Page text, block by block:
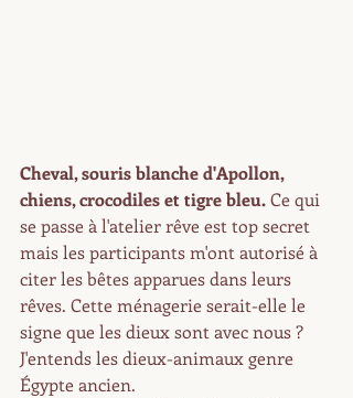
Cheval, souris blanche d'Apollon,
chiens, crocodiles et tigre bleu. Ce qui
se passe à l'atelier rêve est top secret
mais les participants m'ont autorisé à
citer les bêtes apparues dans leurs
rêves. Cette ménagerie serait-elle le
signe que les dieux sont avec nous ?
J'entends les dieux-animaux genre
Égypte ancien.